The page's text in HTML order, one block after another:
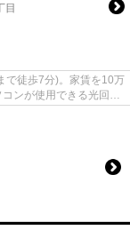
目
で徒歩7分)。家賃を10万
ンが使用できる光回線